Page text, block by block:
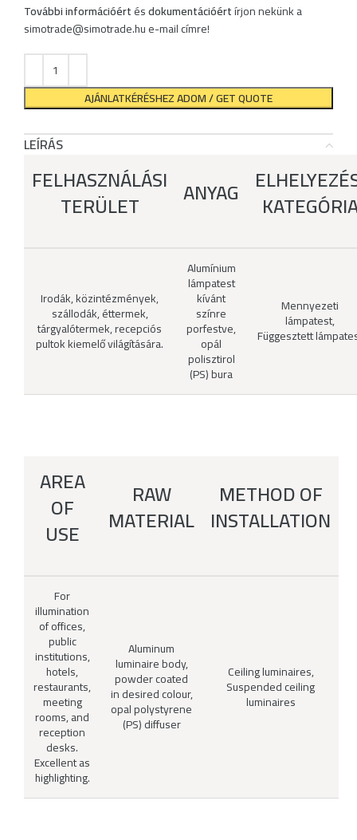
További információértésdokumentációértírjon nekünk a
simotrade@simotrade.hue-mail címre!
AJÁNLATKÉRÉSHEZ ADOM / GET QUOTE
LEÍRÁS
FELHASZNÁLÁSI
TERÜLET ANYAG
Irodák, közintézmények,
szállodák, éttermek,
tárgyalótermek, recepciós
pultok kiemelő világítására.
Alumínium
lámpatest
kívánt
színre
porfestve,
opál
polisztirol
(PS) bura
Mennyezeti
lámpatest,
Függesztett
AREA
OF
USE
RAW
MATERIAL
METHOD OF
INSTALLATION
For
illumination
of offices,
public
institutions,
hotels,
restaurants,
meeting
rooms, and
reception
desks.
Excellent as
highlighting.
Aluminum
luminaire body,
powder coated
in desired colour,
opal polystyrene
(PS) diffuser
Ceiling luminaires,
Suspended ceiling
luminaires